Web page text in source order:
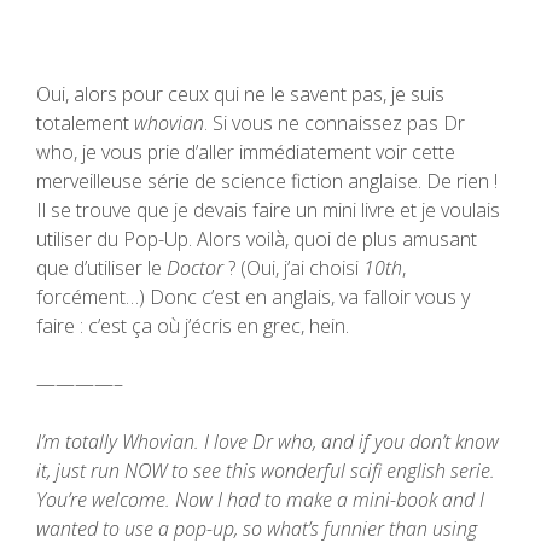
Oui, alors pour ceux qui ne le savent pas, je suis
totalement whovian. Si vous ne connaissez pas Dr
who, je vous prie d’aller immédiatement voir cette
merveilleuse série de science fiction anglaise. De rien !
Il se trouve que je devais faire un mini livre et je voulais
utiliser du Pop-Up. Alors voilà, quoi de plus amusant
que d’utiliser le Doctor? (Oui, j’ai choisi 10th,
forcément…) Donc c’est en anglais, va falloir vous y
faire : c’est ça où j’écris en grec, hein.
————–
I’m totally Whovian. I love Dr who, and if you don’t know
it, just run NOW to see this wonderful scifi english serie.
You’re welcome. NowI had to make a mini-book and I
wanted to use a pop-up, so what’s funnier than using